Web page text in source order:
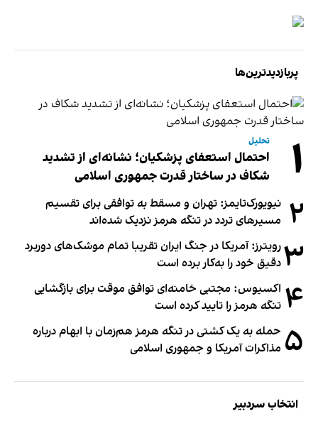
پربازدیدترین‌ها
۱ تحلیل
احتمال استعفای پزشکیان؛ نشانه‌ای از تشدید
شکاف در ساختار قدرت جمهوری اسلامی
۲ نیویورک‌تایمز: تهران و مسقط به توافقی برای تقسیم
مسیرهای تردد در تنگه هرمز نزدیک شده‌اند
۳رویترز: آمریکا در جنگ ایران تقریبا تمام موشک‌های دوربرد
دقیق خود را به‌کار برده است
۴ اکسیوس: مجتبی خامنه‌ای توافق موقت برای بازگشایی
تنگه هرمز را تایید کرده است
۵ حمله به یک کشتی در تنگه هرمز هم‌زمان با ابهام درباره
مذاکرات آمریکا و جمهوری اسلامی
انتخاب سردبیر